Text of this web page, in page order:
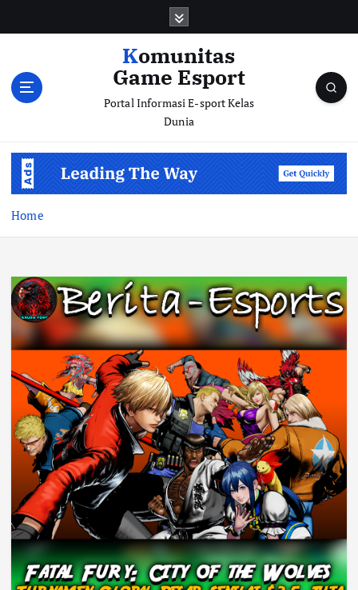
Komunitas
Game Esport
Portal Informasi E-sport Kelas
Dunia
Home